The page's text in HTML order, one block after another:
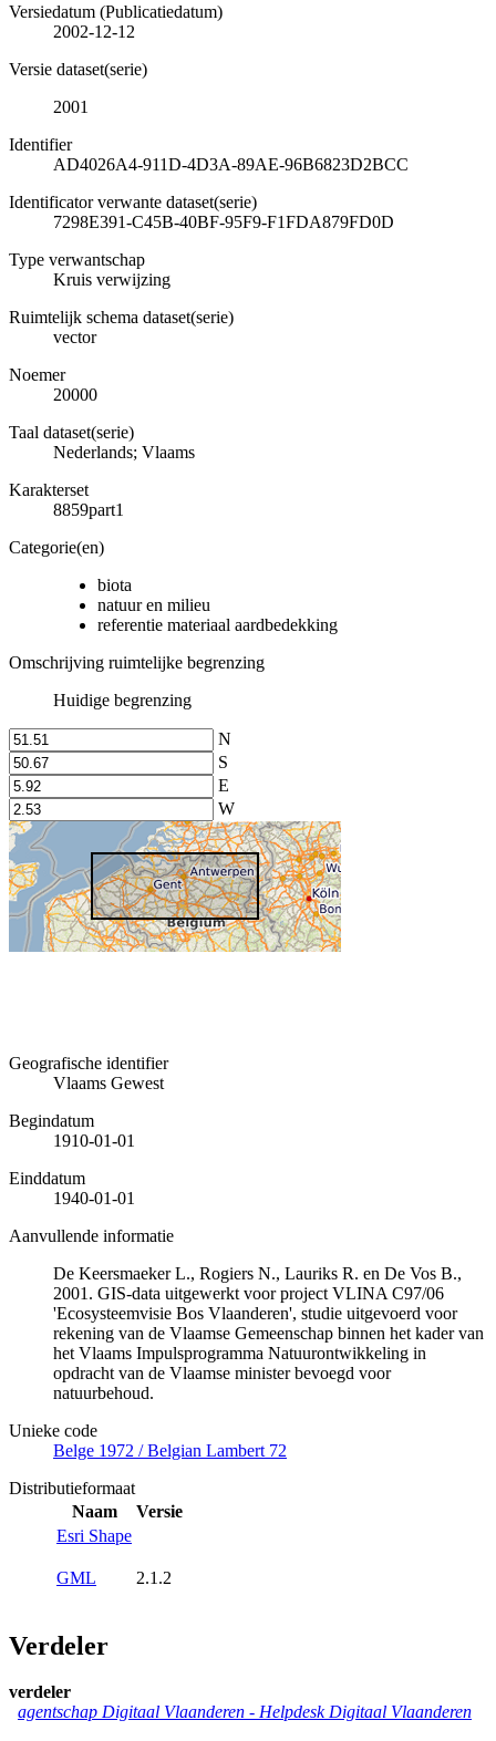
Versiedatum (Publicatiedatum)
2002-12-12
Versie dataset(serie)
2001
Identifier
AD4026A4-911D-4D3A-89AE-96B6823D2BCC
Identificator verwante dataset(serie)
7298E391-C45B-40BF-95F9-F1FDA879FD0D
Type verwantschap
Kruis verwijzing
Ruimtelijk schema dataset(serie)
vector
Noemer
20000
Taal dataset(serie)
Nederlands; Vlaams
Karakterset
8859part1
Categorie(en)
biota
natuur en milieu
referentie materiaal aardbedekking
Omschrijving ruimtelijke begrenzing
Huidige begrenzing
N
S
E
W
Geografische identifier
Vlaams Gewest
Begindatum
1910-01-01
Einddatum
1940-01-01
Aanvullende informatie
De Keersmaeker L., Rogiers N., Lauriks R. en De Vos B.,
2001. GIS-data uitgewerkt voor project VLINA C97/06
'Ecosysteemvisie Bos Vlaanderen', studie uitgevoerd voor
rekening van de Vlaamse Gemeenschap binnen het kader van
het Vlaams Impulsprogramma Natuurontwikkeling in
opdracht van de Vlaamse minister bevoegd voor
natuurbehoud.
Unieke code
Belge 1972 / Belgian Lambert 72
Distributieformaat
Naam
Versie
Esri Shape
GML 2.1.2
Verdeler
verdeler
agentschap Digitaal Vlaanderen - Helpdesk Digitaal Vlaanderen